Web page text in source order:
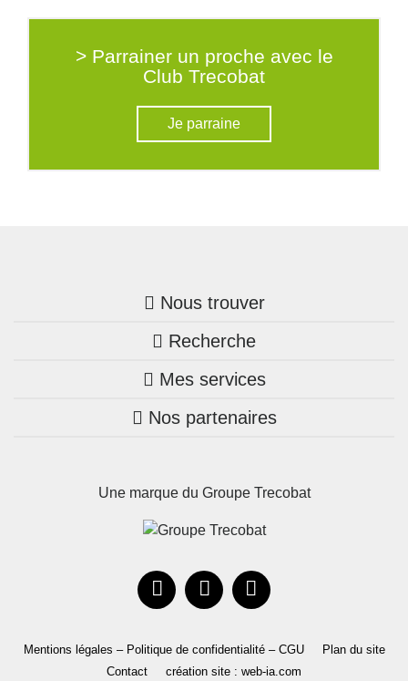
> Parrainer un proche avec le
Club Trecobat
Je parraine
Nous trouver
Trouver une agence
Bretagne
Pays de la Loire
Occitanie
Recherche
Nos annonces
Maison + terrain
Mes services
Mon compte Trecobois
Parrainez un proche!
Nos partenaires
Une marque du Groupe Trecobat
Mentions légales – Politique de confidentialité – CGU
Plan du site
Contact
création site : web-ia.com